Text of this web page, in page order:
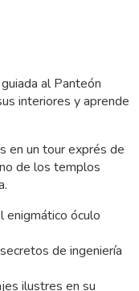
al Panteón
interiores y aprende
en un tour exprés de
de los templos
enigmático óculo
de ingeniería
ilustres en su